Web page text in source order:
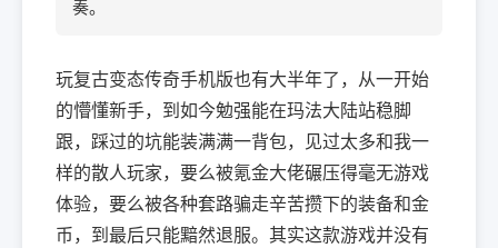
奏。
玩复古变态传奇手机版也有大半年了，从一开始
的懵懂新手，到如今勉强能在玛法大陆站稳脚
跟，踩过的坑能装满满一背包，见过太多和我一
样的散人玩家，要么被氪金大佬碾压得毫无游戏
体验，要么被各种套路骗走辛苦攒下的装备和金
币，到最后只能黯然退服。其实这款游戏并没有